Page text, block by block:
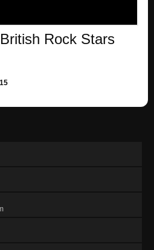
Rock Stars